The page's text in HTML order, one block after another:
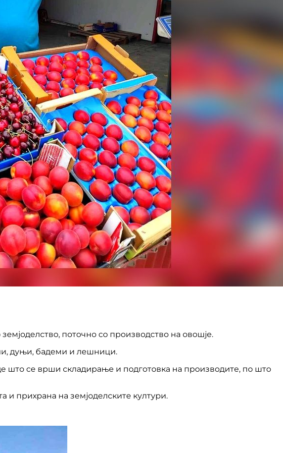
поточно со производство на овошје.
дуњи, бадеми и лешници.
што се врши складирање и подготовка на производите, по што
и прихрана на земјоделските култури.